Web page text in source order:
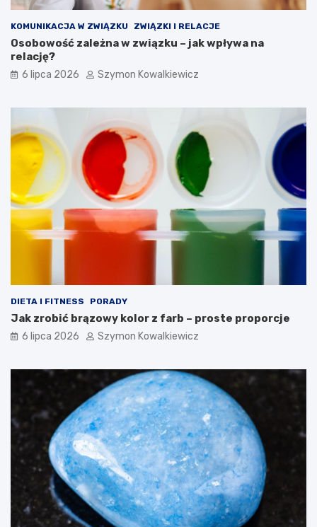
KOMUNIKACJA W ZWIĄZKU ZWIĄZKI I RELACJE
Osobowość zależna w związku – jak wpływa na
relację?
6 lipca 2026 Szymon Kowalkiewicz
DIETA I FITNESS PORADY
Jak zrobić brązowy kolor z farb – proste proporcje
6 lipca 2026 Szymon Kowalkiewicz